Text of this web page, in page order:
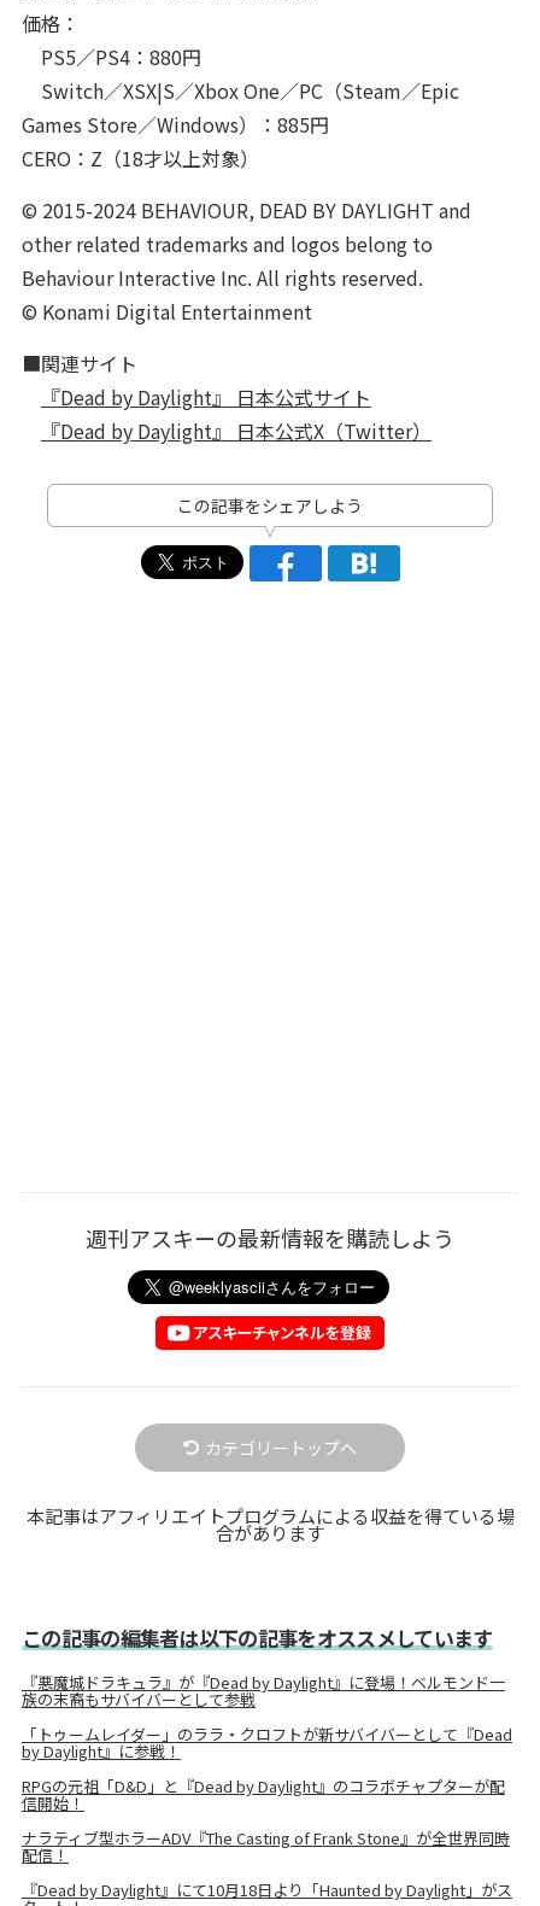
価格：
PS5／PS4：880円
Switch／XSX|S／Xbox One／PC（Steam／Epic
Games Store／Windows）：885円
CERO：Z（18才以上対象）
© 2015-2024 BEHAVIOUR, DEAD BY DAYLIGHT and
other related trademarks and logos belong to
Behaviour Interactive Inc. All rights reserved.
© Konami Digital Entertainment
■関連サイト
『Dead by Daylight』 日本公式サイト
『Dead by Daylight』 日本公式X（Twitter）
この記事をシェアしよう
週刊アスキーの最新情報を購読しよう
カテゴリートップへ
本記事はアフィリエイトプログラムによる収益を得ている場
合があります
この記事の編集者は以下の記事をオススメしています
『悪魔城ドラキュラ』が『Dead by Daylight』に登場！ベルモンド一
族の末裔もサバイバーとして参戦
「トゥームレイダー」のララ・クロフトが新サバイバーとして『Dead
by Daylight』に参戦！
RPGの元祖「D&D」と『Dead by Daylight』のコラボチャプターが配
信開始！
ナラティブ型ホラーADV『The Casting of Frank Stone』が全世界同時
配信！
『Dead by Daylight』にて10月18日より「Haunted by Daylight」がス